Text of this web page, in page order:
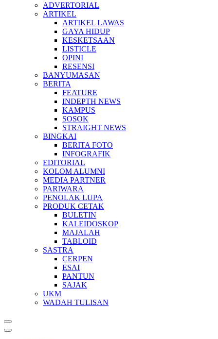
ADVERTORIAL
ARTIKEL
ARTIKEL LAWAS
GAYA HIDUP
KESKETSAAN
LISTICLE
OPINI
RESENSI
BANYUMASAN
BERITA
FEATURE
INDEPTH NEWS
KAMPUS
SOSOK
STRAIGHT NEWS
BINGKAI
BERITA FOTO
INFOGRAFIK
EDITORIAL
KOLOM ALUMNI
MEDIA PARTNER
PARIWARA
PENOLAK LUPA
PRODUK CETAK
BULETIN
KALEIDOSKOP
MAJALAH
TABLOID
SASTRA
CERPEN
ESAI
PANTUN
SAJAK
UKM
WADAH TULISAN